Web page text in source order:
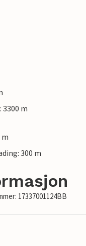
m
300 m
17337001124BB